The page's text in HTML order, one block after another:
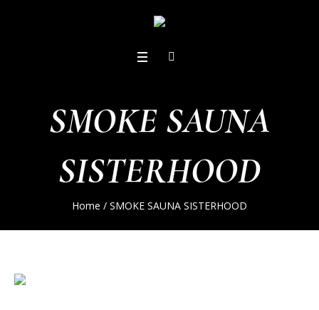
SMOKE SAUNA
SISTERHOOD
Home / SMOKE SAUNA SISTERHOOD